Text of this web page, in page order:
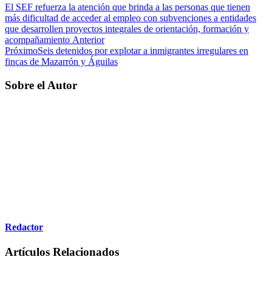
El SEF refuerza la atención que brinda a las personas que tienen
más dificultad de acceder al empleo con subvenciones a entidades
que desarrollen proyectos integrales de orientación, formación y
acompañamiento Anterior
PróximoSeis detenidos por explotar a inmigrantes irregulares en
fincas de Mazarrón y Águilas
Sobre el Autor
Redactor
Artículos Relacionados